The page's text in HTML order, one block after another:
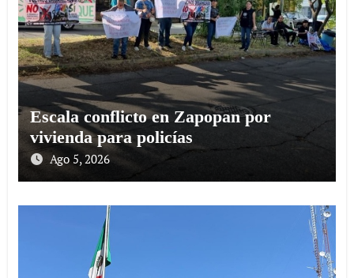
Escala conflicto en Zapopan por
vivienda para policías
Ago 5, 2026